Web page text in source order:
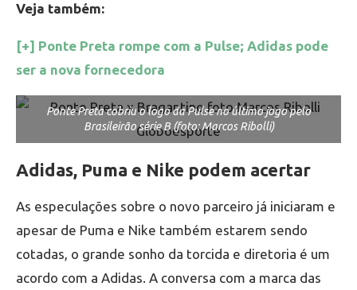
Veja também:
[+] Ponte Preta rompe com a Pulse; Adidas pode
ser a nova fornecedora
Ponte Preta cobriu o logo da Pulse no último jogo pelo
Brasileirão série B (foto: Marcos Ribolli)
Adidas, Puma e Nike podem acertar
As especulações sobre o novo parceiro já iniciaram e
apesar de Puma e Nike também estarem sendo
cotadas, o grande sonho da torcida e diretoria é um
acordo com a Adidas. A conversa com a marca das